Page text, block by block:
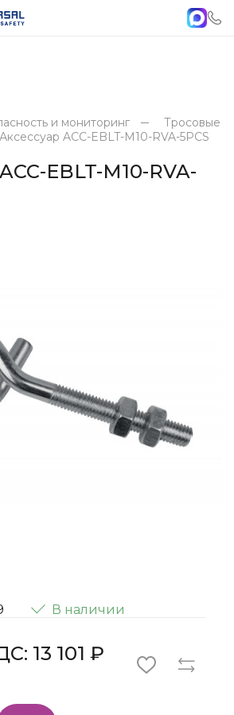
и мониторинг
Тросовые
Аксессуар ACC-EBLT-M10-RVA-5PCS
EBLT-M10-RVA-
В наличии
13 101 ₽